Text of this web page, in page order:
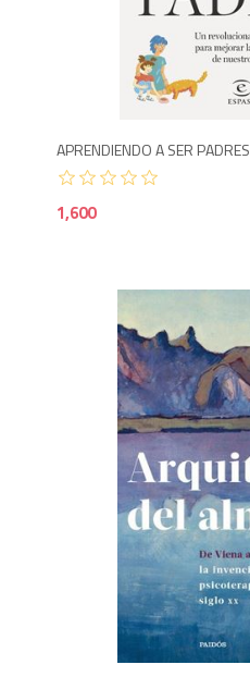
APRENDIENDO A SER PADRES
1,600